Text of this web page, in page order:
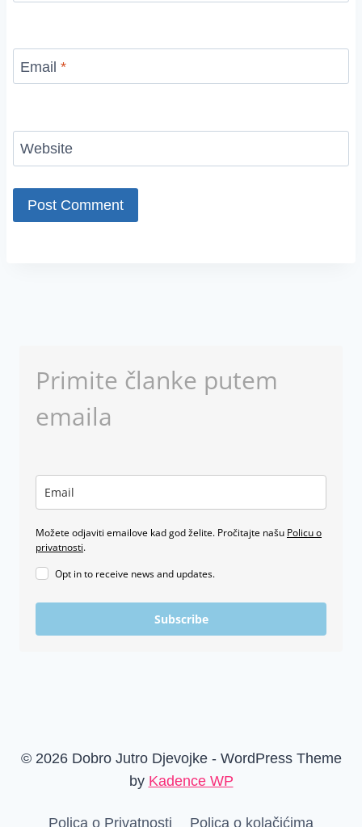
Email *
Website
Primite članke putem
emaila
Možete odjaviti emailove kad god želite. Pročitajte našu Policu o
privatnosti.
Opt in to receive news and updates.
Subscribe
© 2026 Dobro Jutro Djevojke - WordPress Theme
by Kadence WP
Polica o Privatnosti Polica o kolačićima